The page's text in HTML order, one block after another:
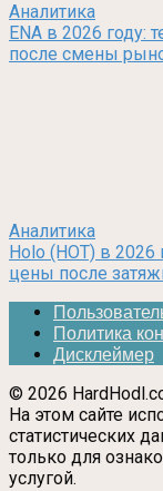
Аналитика
ENA в 2026 году:
после смены
Аналитика
Holo (HOT) в 2026
цены после
Политика
Дисклеймер
© 2026
На этом сайте
статистических
только для
услугой.